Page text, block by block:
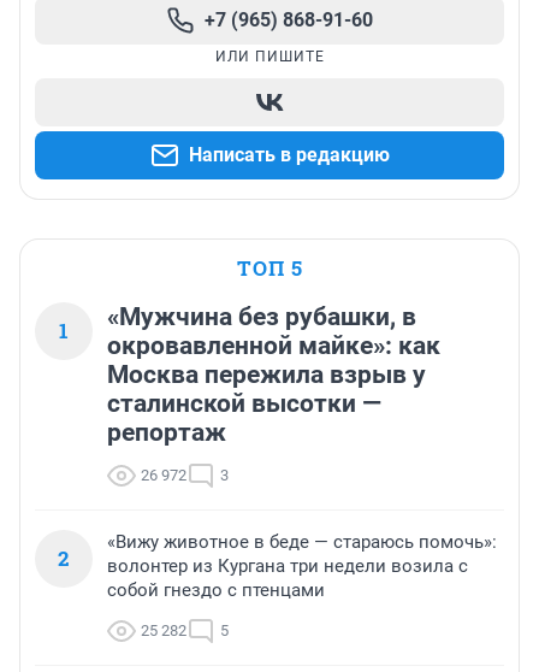
+7 (965) 868-91-60
ИЛИ ПИШИТЕ
Написать в редакцию
ТОП 5
1
«Мужчина без рубашки, в
окровавленной майке»: как
Москва пережила взрыв у
сталинской высотки —
репортаж
26 972 3
2
«Вижу животное в беде — стараюсь помочь»:
волонтер из Кургана три недели возила с
собой гнездо с птенцами
25 282 5